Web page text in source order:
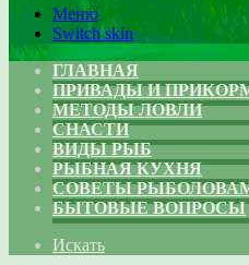
Меню
Switch skin
ГЛАВНАЯ
ПРИВАДЫ И
МЕТОДЫ ЛОВЛИ
СНАСТИ
ВИДЫ РЫБ
РЫБНАЯ КУХНЯ
СОВЕТЫ
БЫТОВЫЕ ВОПРОСЫ
Искать